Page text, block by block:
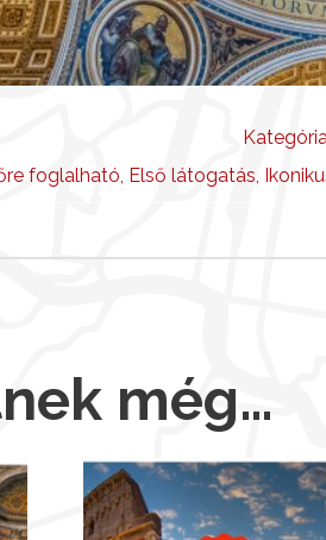
foglalható Első látogatás
még…